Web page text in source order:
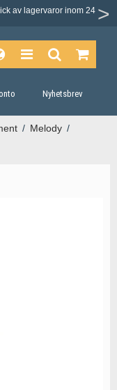
av lagervaror inom 24
Nyhetsbrev
/ Melody /